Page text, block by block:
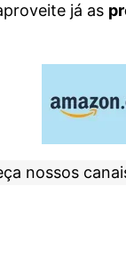
já as
nossos